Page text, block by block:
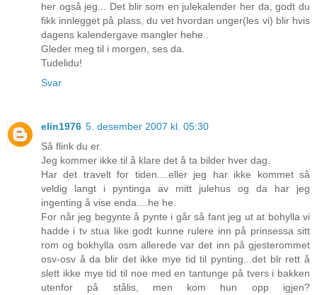
her også jeg... Det blir som en julekalender her da, godt du
fikk innlegget på plass, du vet hvordan unger(les vi) blir hvis
dagens kalendergave mangler hehe..
Gleder meg til i morgen, ses da.
Tudelidu!
Svar
elin1976 5. desember 2007 kl. 05:30
Så flink du er.
Jeg kommer ikke til å klare det å ta bilder hver dag.
Har det travelt for tiden....eller jeg har ikke kommet så
veldig langt i pyntinga av mitt julehus og da har jeg
ingenting å vise enda....he he.
For når jeg begynte å pynte i går så fant jeg ut at bohylla vi
hadde i tv stua like godt kunne rulere inn på prinsessa sitt
rom og bokhylla osm allerede var det inn på gjesterommet
osv-osv å da blir det ikke mye tid til pynting...det blr rett å
slett ikke mye tid til noe med en tantunge på tvers i bakken
utenfor på stålis, men kom hun opp igjen?